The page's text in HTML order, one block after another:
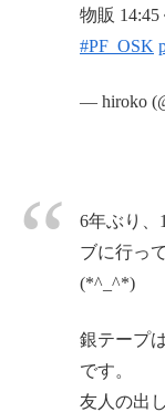
物販 14:45
#PF_OSK
— hiroko
6年ぶり、
ブに行っ
(*^_^*)
銀テープ
です。
友人の出